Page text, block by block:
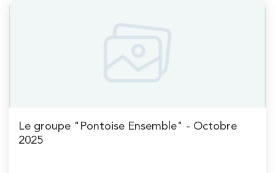
Le groupe "Pontoise Ensemble" - Octobre
2025